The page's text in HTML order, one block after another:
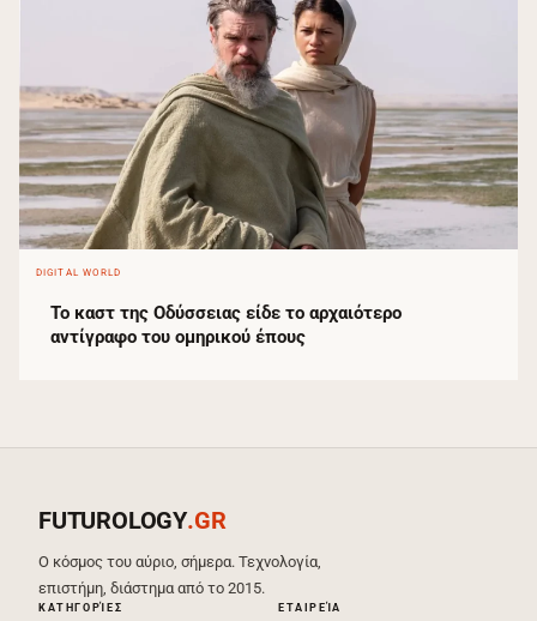
DIGITAL WORLD
Το καστ της Οδύσσειας είδε το αρχαιότερο
αντίγραφο του ομηρικού έπους
FUTUROLOGY.GR
Ο κόσμος του αύριο, σήμερα. Τεχνολογία,
επιστήμη, διάστημα από το 2015.
ΚΑΤΗΓΟΡΊΕΣ ΕΤΑΙΡΕΊΑ